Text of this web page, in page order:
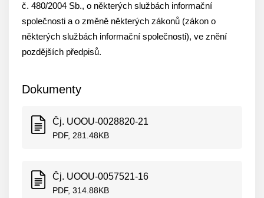
č. 480/2004 Sb., o některých službách informační
společnosti a o změně některých zákonů (zákon o
některých službách informační společnosti), ve znění
pozdějších předpisů.
Dokumenty
Čj. UOOU-0028820-21
PDF, 281.48KB
Čj. UOOU-0057521-16
PDF, 314.88KB